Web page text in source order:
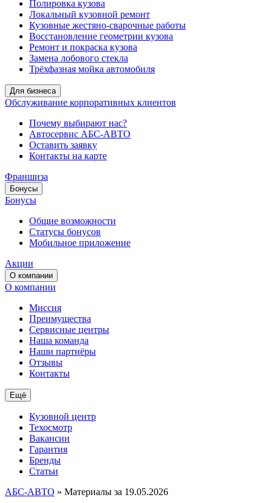
Полировка кузова
Локальный кузовной ремонт
Кузовные жестяно-сварочные работы
Восстановление геометрии кузова
Ремонт и покраска кузова
Замена лобового стекла
Трёхфазная мойка автомобиля
Для бизнеса
Обслуживание корпоративных клиентов
Почему выбирают нас?
Автосервис АБС-АВТО
Оставить заявку
Контакты на карте
Франшиза
Бонусы
Бонусы
Общие возможности
Статусы бонусов
Мобильное приложение
Акции
О компании
О компании
Миссия
Преимущества
Сервисные центры
Наша команда
Наши партнёры
Отзывы
Контакты
Ещё
Кузовной центр
Техосмотр
Вакансии
Гарантия
Бренды
Статьи
АБС-АВТО » Материалы за 19.05.2026